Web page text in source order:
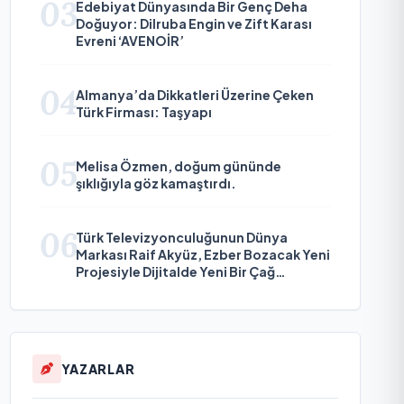
03Edebiyat Dünyasında Bir Genç Deha
Doğuyor: Dilruba Engin ve Zift Karası
Evreni ‘AVENOİR’
04Almanya’da Dikkatleri Üzerine Çeken
Türk Firması: Taşyapı
05Melisa Özmen, doğum gününde
şıklığıyla göz kamaştırdı.
06Türk Televizyonculuğunun Dünya
Markası Raif Akyüz, Ezber Bozacak Yeni
Projesiyle Dijitalde Yeni Bir Çağ
YAZARLAR